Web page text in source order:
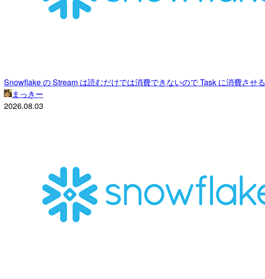
Snowflake の Stream は読むだけでは消費できないので Task に消費させる
まっきー
2026.08.03